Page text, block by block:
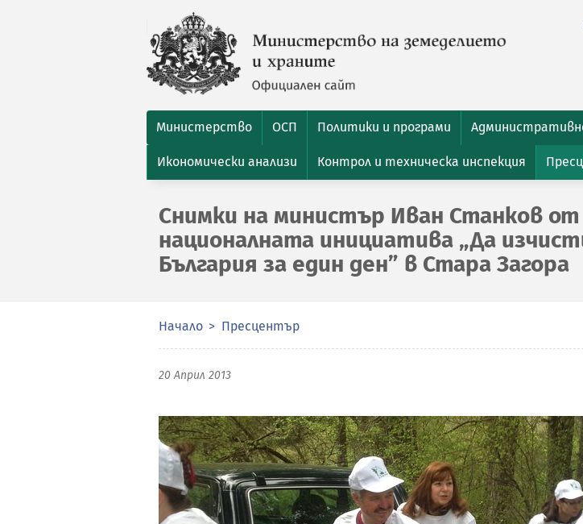
Министерство ОСП Политики и програми
Икономически анализи Контрол и техническа инспекция
Снимки на министър Иван Станков от
националната инициатива „Да
България за един ден” в Стара Загора
Начало Пресцентър
20 Април 2013